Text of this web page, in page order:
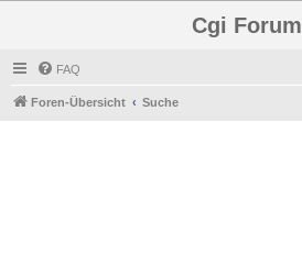
Cgi Forum
FAQ
Foren-Übersicht Suche